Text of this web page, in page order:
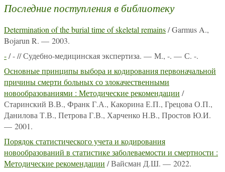
Последние поступления в библиотеку
Determination of the burial time of skeletal remains/ Garmus A.,
Bojarun R. — 2003.
-/ - // Судебно-медицинская экспертиза. — М., -. — С. -.
Основные принципы выбора и кодирования первоначальной
причины смерти больных со злокачественными
новообразованиями : Методические рекомендации /
Старинский В.В., Франк Г.А., Какорина Е.П., Грецова О.П.,
Данилова Т.В., Петрова Г.В., Харченко Н.В., Простов Ю.И.
— 2001.
Порядок статистического учета и кодирования
новообразований в статистике заболеваемости и смертности :
Методические рекомендации / Вайсман Д.Ш. — 2022.